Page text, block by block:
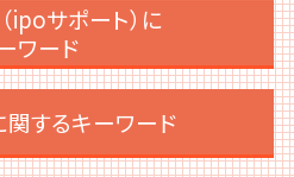
ipoサポート）に
ワード
するキーワード